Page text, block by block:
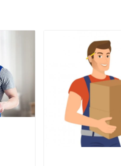
накладки на
на выбор.